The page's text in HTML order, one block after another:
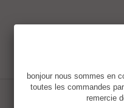
bonjour nous sommes en
toutes les commandes
remercie